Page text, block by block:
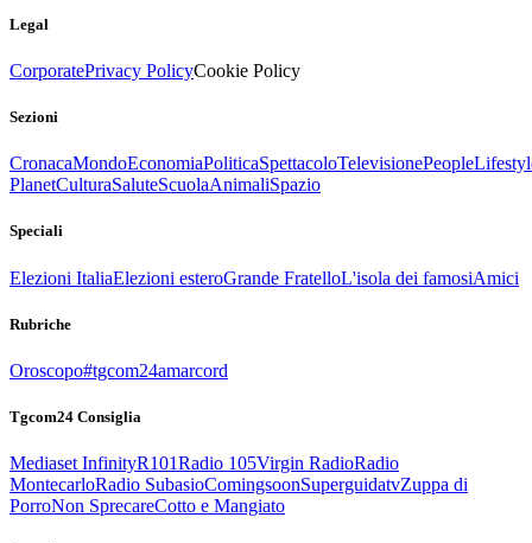
Legal
CorporatePrivacy PolicyCookie Policy
Sezioni
CronacaMondoEconomiaPoliticaSpettacoloTelevisionePeople
PlanetCulturaSaluteScuolaAnimaliSpazio
Speciali
Elezioni ItaliaElezioni esteroGrande FratelloL'isola dei famosiAmici
Rubriche
Oroscopo#tgcom24amarcord
Tgcom24 Consiglia
Mediaset InfinityR101Radio 105Virgin RadioRadio
MontecarloRadio SubasioComingsoonSuperguidatvZuppa di
PorroNon SprecareCotto e Mangiato